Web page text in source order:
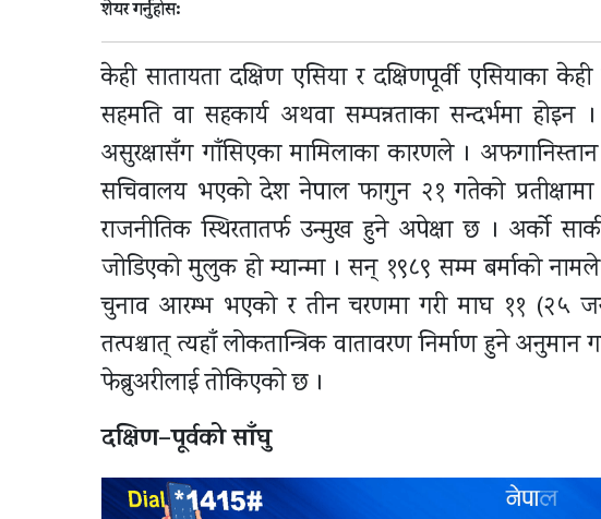
शेयर गर्नुहोस:
केही सातायता दक्षिण एसिया र दक्षिणपूर्वी एसियाका
सहमति वा सहकार्य अथवा सम्पन्नताका सन्दर्भमा
असुरक्षासँग गाँसिएका मामिलाका कारणले ।
सचिवालय भएको देश नेपाल फागुन २१ गतेको
राजनीतिक स्थिरतातर्फ उन्मुख हुने अपेक्षा छ । अर्को
जोडिएको मुलुक हो म्यान्मा । सन् १९८९ सम्म बर्माको
चुनाव आरम्भ भएको र तीन चरणमा गरी माघ ११ (२५
तत्पश्चात् त्यहाँ लोकतान्त्रिक वातावरण निर्माण हुने
फेब्रुअरीलाई तोकिएको छ ।
दक्षिण–पूर्वको साँघु